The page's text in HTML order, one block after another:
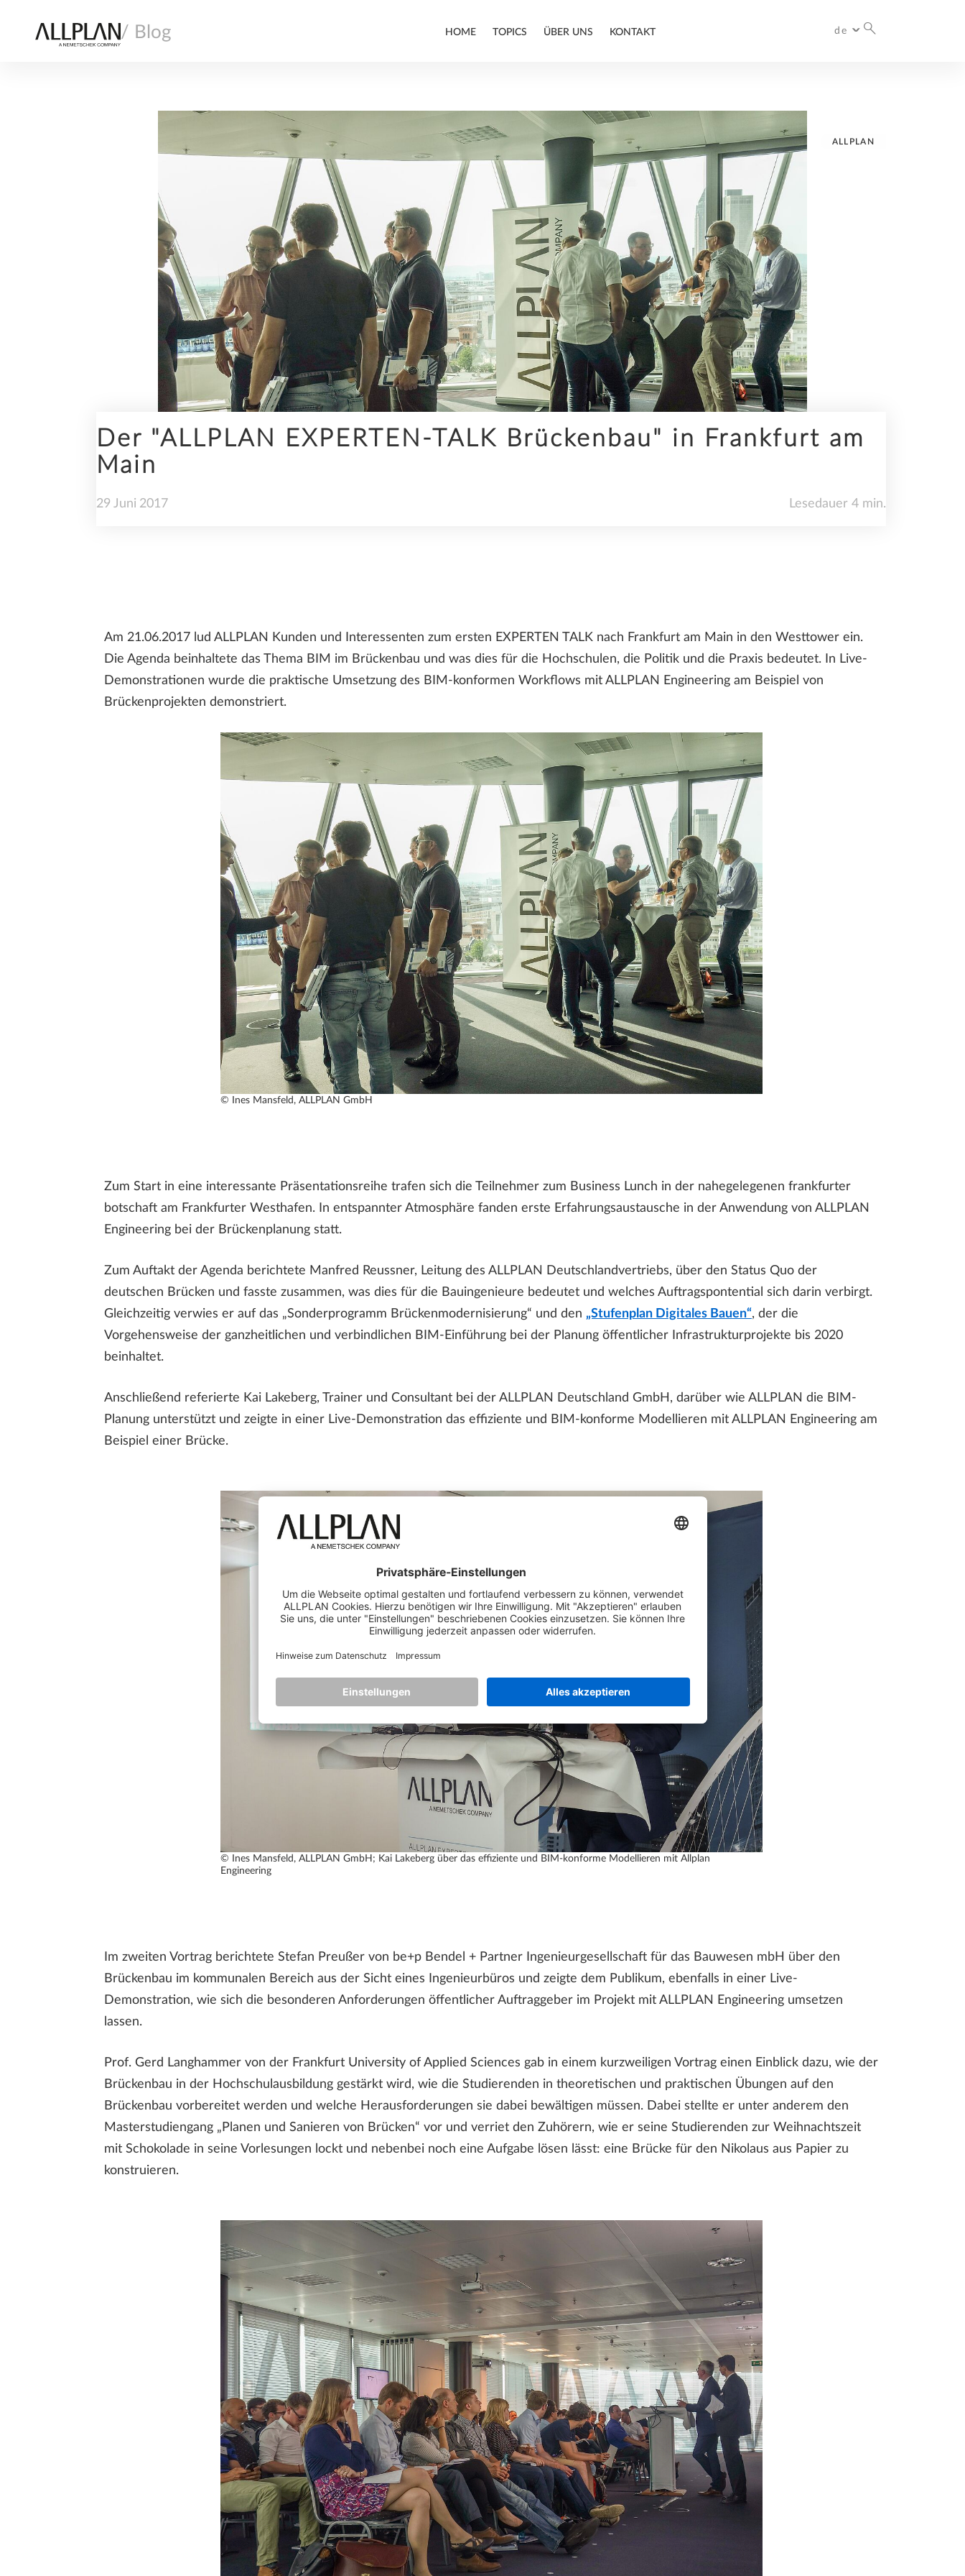
/ Blog HOME TOPICS
ARCHITEKTUR
BAUAUSFÜHRUNG BIM
FERTIGTEILBAU INFRASTRUKTURBAU
INGENIEURBAU
ÜBER UNS KONTAKT
de
ALLPLAN
Der "ALLPLAN EXPERTEN-TALK Brückenbau" in Frankfurt am
Main
29 Juni 2017 Lesedauer 4 min.
Am 21.06.2017 lud ALLPLAN Kunden und Interessenten zum ersten EXPERTEN TALK nach Frankfurt am Main in den Westtower ein.
Die Agenda beinhaltete das Thema BIM im Brückenbau und was dies für die Hochschulen, die Politik und die Praxis bedeutet. In Live-
Demonstrationen wurde die praktische Umsetzung des BIM-konformen Workflows mit ALLPLAN Engineering am Beispiel von
Brückenprojekten demonstriert.
© Ines Mansfeld, ALLPLAN GmbH
Zum Start in eine interessante Präsentationsreihe trafen sich die Teilnehmer zum Business Lunch in der nahegelegenen frankfurter
botschaft am Frankfurter Westhafen. In entspannter Atmosphäre fanden erste Erfahrungsaustausche in der Anwendung von ALLPLAN
Engineering bei der Brückenplanung statt.
Zum Auftakt der Agenda berichtete Manfred Reussner, Leitung des ALLPLAN Deutschlandvertriebs, über den Status Quo der
deutschen Brücken und fasste zusammen, was dies für die Bauingenieure bedeutet und welches Auftragspontential sich darin verbirgt.
Gleichzeitig verwies er auf das „Sonderprogramm Brückenmodernisierung“ und den „Stufenplan Digitales Bauen“, der die
Vorgehensweise der ganzheitlichen und verbindlichen BIM-Einführung bei der Planung öffentlicher Infrastrukturprojekte bis 2020
beinhaltet.
Anschließend referierte Kai Lakeberg, Trainer und Consultant bei der ALLPLAN Deutschland GmbH, darüber wie ALLPLAN die BIM-
Planung unterstützt und zeigte in einer Live-Demonstration das effiziente und BIM-konforme Modellieren mit ALLPLAN Engineering am
Beispiel einer Brücke.
© Ines Mansfeld, ALLPLAN GmbH; Kai Lakeberg über das effiziente und BIM-konforme Modellieren mit Allplan
Engineering
Im zweiten Vortrag berichtete Stefan Preußer von be+p Bendel + Partner Ingenieurgesellschaft für das Bauwesen mbH über den
Brückenbau im kommunalen Bereich aus der Sicht eines Ingenieurbüros und zeigte dem Publikum, ebenfalls in einer Live-
Demonstration, wie sich die besonderen Anforderungen öffentlicher Auftraggeber im Projekt mit ALLPLAN Engineering umsetzen
lassen.
Prof. Gerd Langhammer von der Frankfurt University of Applied Sciences gab in einem kurzweiligen Vortrag einen Einblick dazu, wie der
Brückenbau in der Hochschulausbildung gestärkt wird, wie die Studierenden in theoretischen und praktischen Übungen auf den
Brückenbau vorbereitet werden und welche Herausforderungen sie dabei bewältigen müssen. Dabei stellte er unter anderem den
Masterstudiengang „Planen und Sanieren von Brücken“ vor und verriet den Zuhörern, wie er seine Studierenden zur Weihnachtszeit
mit Schokolade in seine Vorlesungen lockt und nebenbei noch eine Aufgabe lösen lässt: eine Brücke für den Nikolaus aus Papier zu
konstruieren.